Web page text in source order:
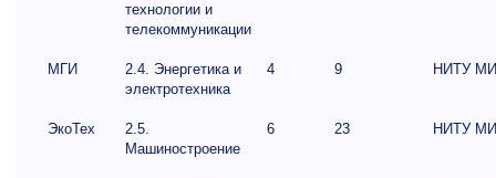
технологии и
телекоммуникации
МГИ
2.4. Энергетика и
электротехника
4 9 НИТУ
ЭкоТех
2.5.
Машиностроение
6 23 НИТУ